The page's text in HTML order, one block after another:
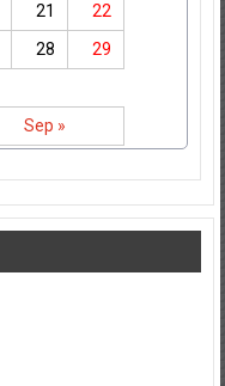
Sep »
21
22
28
29